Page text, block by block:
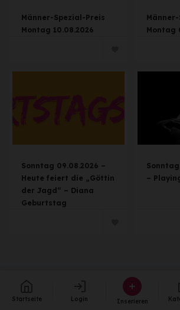
Männer-Spezial-Preis
Montag 10.08.2026
Montag
Sonntag 09.08.2026 –
Heute feiert die „Göttin
der Jagd“ – Diana
Geburtstag
–
Startseite Login Inserieren